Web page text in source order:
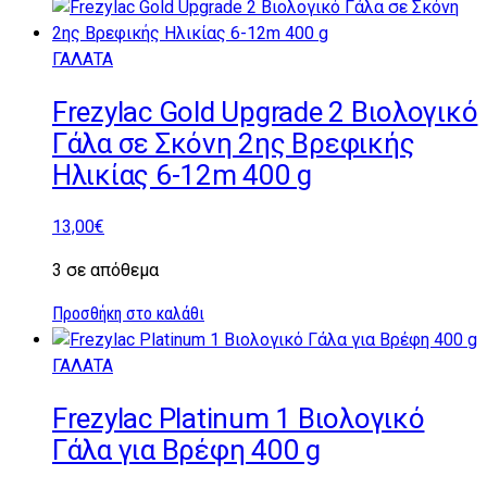
ΓΑΛΑΤΑ
Frezylac Gold Upgrade 2 Βιολογικό
Γάλα σε Σκόνη 2ης Βρεφικής
Ηλικίας 6-12m 400 g
13,00€
3 σε απόθεμα
Προσθήκη στο καλάθι
ΓΑΛΑΤΑ
Frezylac Platinum 1 Βιολογικό
Γάλα για Βρέφη 400 g